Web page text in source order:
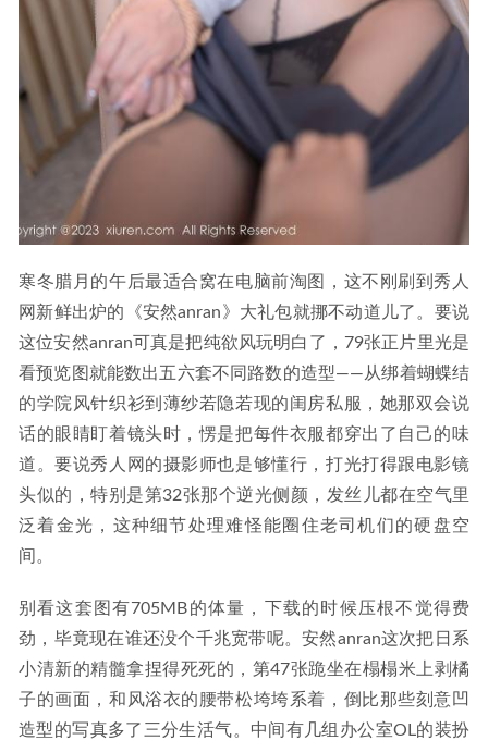
寒冬腊月的午后最适合窝在电脑前淘图，这不刚刷到秀人
网新鲜出炉的《安然anran》大礼包就挪不动道儿了。要说
这位安然anran可真是把纯欲风玩明白了，79张正片里光是
看预览图就能数出五六套不同路数的造型——从绑着蝴蝶结
的学院风针织衫到薄纱若隐若现的闺房私服，她那双会说
话的眼睛盯着镜头时，愣是把每件衣服都穿出了自己的味
道。要说秀人网的摄影师也是够懂行，打光打得跟电影镜
头似的，特别是第32张那个逆光侧颜，发丝儿都在空气里
泛着金光，这种细节处理难怪能圈住老司机们的硬盘空
间。
别看这套图有705MB的体量，下载的时候压根不觉得费
劲，毕竟现在谁还没个千兆宽带呢。安然anran这次把日系
小清新的精髓拿捏得死死的，第47张跪坐在榻榻米上剥橘
子的画面，和风浴衣的腰带松垮垮系着，倒比那些刻意凹
造型的写真多了三分生活气。中间有几组办公室OL的装扮